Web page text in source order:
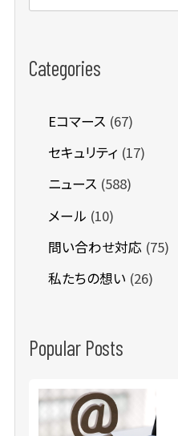
Categories
Eコマース (67)
セキュリティ (17)
ニュース (588)
メール (10)
問い合わせ対応 (75)
私たちの想い (26)
Popular Posts